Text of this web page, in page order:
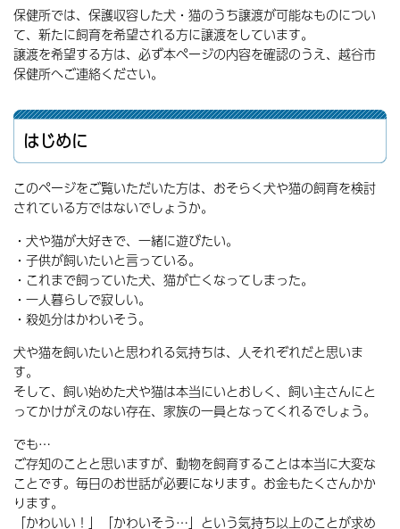
保健所では、保護収容した犬・猫のうち譲渡が可能なものについ
て、新たに飼育を希望される方に譲渡をしています。
譲渡を希望する方は、必ず本ページの内容を確認のうえ、越谷市
保健所へご連絡ください。
はじめに
このページをご覧いただいた方は、おそらく犬や猫の飼育を検討
されている方ではないでしょうか。
・犬や猫が大好きで、一緒に遊びたい。
・子供が飼いたいと言っている。
・これまで飼っていた犬、猫が亡くなってしまった。
・一人暮らしで寂しい。
・殺処分はかわいそう。
犬や猫を飼いたいと思われる気持ちは、人それぞれだと思いま
す。
そして、飼い始めた犬や猫は本当にいとおしく、飼い主さんにと
ってかけがえのない存在、家族の一員となってくれるでしょう。
でも…
ご存知のことと思いますが、動物を飼育することは本当に大変な
ことです。毎日のお世話が必要になります。お金もたくさんかか
ります。
「かわいい！」「かわいそう…」という気持ち以上のことが求め